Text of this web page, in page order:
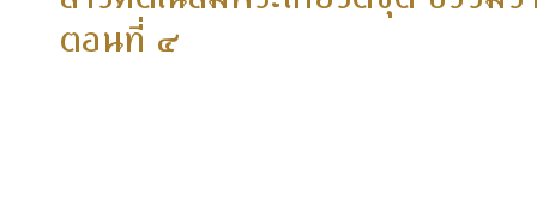
ตอนที่ ๔